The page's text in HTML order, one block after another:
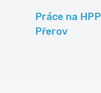
Práce na HPP
Přerov